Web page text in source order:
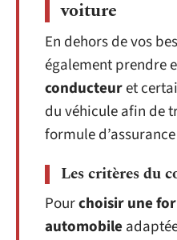
voiture
En dehors de vos
également prendre
conducteuret
du véhicule afin de
formule
Les critères du
Pourchoisir une
automobile